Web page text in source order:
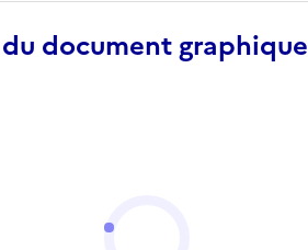
document graphique